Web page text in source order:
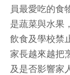
員最愛吃的食
是蔬菜與水果
飲食及學校禁
家長越來越把
及是否影響家